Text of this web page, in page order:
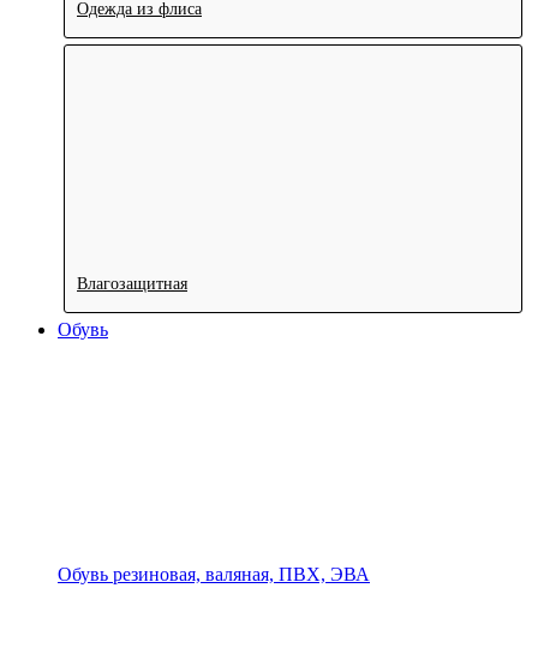
Одежда из флиса
Влагозащитная
Обувь
Обувь резиновая, валяная, ПВХ, ЭВА